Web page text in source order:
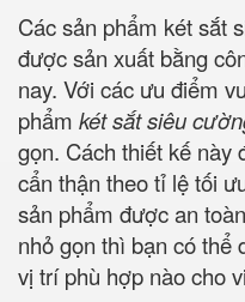
Các sản phẩm két sắt
được sản xuất bằng
nay. Với các ưu điểm
phẩm két sắt siêu
gọn. Cách thiết kế này
cẩn thận theo tỉ lệ tối
sản phẩm được an
nhỏ gọn thì bạn có thể
vị trí phù hợp nào cho